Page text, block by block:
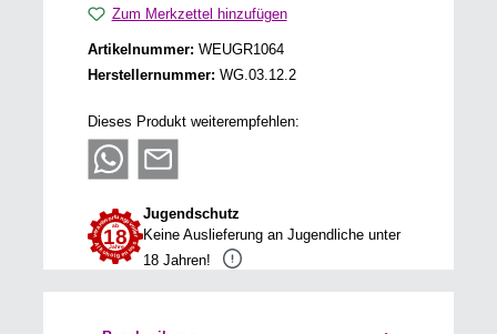
Zum Merkzettel hinzufügen
Artikelnummer:WEUGR1064
Herstellernummer:WG.03.12.2
Dieses Produkt weiterempfehlen:
Jugendschutz
Keine Auslieferung an Jugendliche unter
18 Jahren!